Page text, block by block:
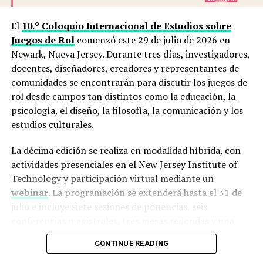
Lo importante es pasarlo bien y compartir”.
ConRolear-té, Flor ha demostrado que el rol es más
que un juego: es una forma de conectar, crear y
construir comunidad.
RELATED TOPICS: COMUNIDADES ENTREVISTA
PODCAST
públicos posibles. Cuando un producto haya sido
aparecerá de manera visible.
Comunidaddará espacio a personas, colectivos,
editoriales independientes, investigaciones, encuentros
y proyectos que aportan a la cultura de los juegos de rol.
La mirada estará puesta especialmente en América
Latina y en la producción en español, aunque el sitio
seguirá atento a conversaciones internacionales que
Estas tres áreas no buscan abarcar cada actividad del
hobby. Funcionan como un criterio para decidir qué
temas pueden aportar contexto, memoria o utilidad a
TE PUEDE INTERESAR10º Coloquio Internacional
de Estudios sobre Juegos de Rol
El 10.º Coloquio Internacional de Estudios sobre
Juegos de Rolcomenzó este 29 de julio de 2026 en
Newark, Nueva Jersey. Durante tres días, investigadores,
docentes, diseñadores, creadores y representantes de
comunidades se encontrarán para discutir los juegos de
rol desde campos tan distintos como la educación, la
psicología, el diseño, la filosofía, la comunicación y los
estudios culturales.
La décima edición se realiza en modalidad híbrida, con
actividades presenciales en el New Jersey Institute of
Technology y participación virtual mediante un
webinar. La programación se extenderá hasta el 31 de
julio e incluye siete sesiones de ponencias, seis
demostración de juego aplicada a la educación STEM.
CONTINUE READING